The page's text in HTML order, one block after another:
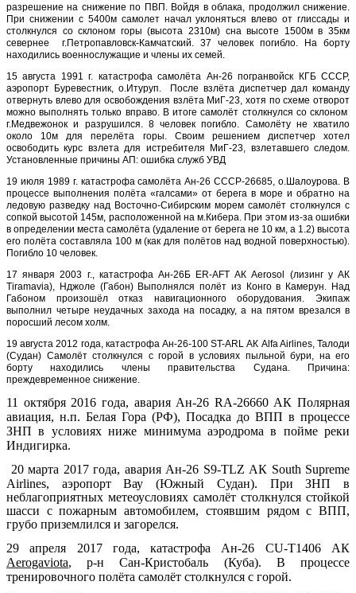
разрешение на снижение по ПВП. Войдя в облака, продолжил снижение.
При снижении с 5400м самолет начал уклоняться влево от глиссады и
столкнулся со склоном горы (высота 2310м) сна высоте 1500м в 35км
севернее г.Петропавловск-Камчатский. 37 человек погибло. На борту
находились военнослужащие и члены их семей.
15 августа 1991 г. катастрофа самолёта Ан-26 погранвойск КГБ СССР,
аэропорт Буревестник, о.Итуруп. После взлёта диспетчер дал команду
отвернуть влево для освобождения взлёта МиГ-23, хотя по схеме отворот
можно выполнять только вправо. В итоге самолёт столкнулся со склоном
г.Медвежонок и разрушился. 8 человек погибло. Самолёту не хватило
около 10м для перелёта горы. Своим решением диспетчер хотел
освободить курс взлета для истребителя МиГ-23, взлетавшего следом.
Установленные причины АП: ошибка служб УВД
19 июля 1989 г. катастрофа самолёта Ан-26 СССР-26685, о.Шалоурова. В
процессе выполнения полёта «галсами» от берега в море и обратно на
ледовую разведку над Восточно-Сибирским морем самолёт столкнулся с
сопкой высотой 145м, расположенной на м.Кибера. При этом из-за ошибки
в определении места самолёта (удаление от берега не 10 км, а 1.2) высота
его полёта составляла 100 м (как для полётов над водной поверхностью).
Погибло 10 человек.
17 января 2003 г., катастрофа Ан-26Б ER-AFT АК Aerosol (лизинг у АК
Tiramavia), Нджоле (Габон) Выполнялся полёт из Конго в Камерун. Над
Габоном произошёл отказ навигационного оборудования. Экипаж
выполнил четыре неудачных захода на посадку, а на пятом врезался в
поросший лесом холм.
19 августа 2012 года, катастрофа Ан-26-100 ST-ARL АК Alfa Airlines, Талоди
(Судан) Самолёт столкнулся с горой в условиях пыльной бури, на его
борту находились члены правительства Судана. Причина:
преждевременное снижение.
11 октября 2016 года, авария Ан-26 RA-26660 АК Полярная
авиация, н.п. Белая Гора (РФ), Посадка до ВПП в процессе
ЗНП в условиях ниже минимума аэродрома в пойме реки
Индигирка.
20 марта 2017 года, авария Ан-26 S9-TLZ АК South Supreme
Airlines, аэропорт Вау (Южный Судан). При ЗНП в
неблагоприятных метеоусловиях самолёт столкнулся стойкой
шасси с пожарным автомобилем, стоявшим рядом с ВПП,
грубо приземлился и загорелся.
29 апреля 2017 года, катастрофа Ан-26 CU-T1406 АК
Aerogaviota, р-н Сан-Кристобаль (Куба). В процессе
тренировочного полёта самолёт столкнулся с горой.